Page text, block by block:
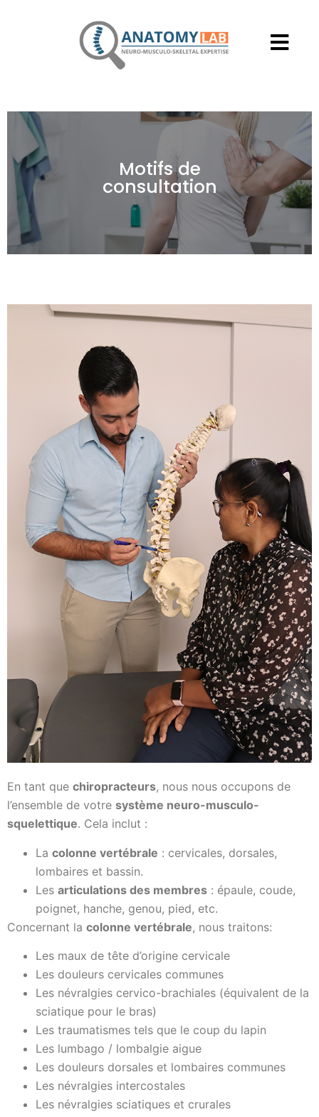
Motifs de
consultation
En tant que chiropracteurs, nous nous occupons de
l’ensemble de votre système neuro-musculo-
squelettique. Cela inclut :
La colonne vertébrale : cervicales, dorsales,
lombaires et bassin.
Les articulations des membres : épaule, coude,
poignet, hanche, genou, pied, etc.
Concernant la colonne vertébrale, nous traitons:
Les maux de tête d’origine cervicale
Les douleurs cervicales communes
Les névralgies cervico-brachiales (équivalent de la
sciatique pour le bras)
Les traumatismes tels que le coup du lapin
Les lumbago / lombalgie aigue
Les douleurs dorsales et lombaires communes
Les névralgies intercostales
Les névralgies sciatiques et crurales